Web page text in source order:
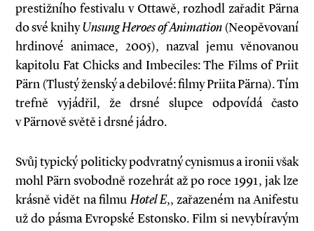
prestižního festivalu v Ottawě, rozhodl zařadit Pärna
do své knihyUnsung Heroes of Animation(Neopěvovaní
hrdinové animace, 2005), nazval jemu věnovanou
kapitolu Fat Chicks and Imbeciles: The Films of Priit
Pärn (Tlustý ženský a debilové: filmy Priita Pärna). Tím
trefně vyjádřil, že drsné slupce odpovídá často
v Pärnově světě i drsné jádro.
Svůj typický politicky podvratný cynismus a ironii však
mohl Pärn svobodně rozehrát až po roce 1991, jak lze
krásně vidět na filmuHotel E,, zařazeném na Anifestu
už do pásma Evropské Estonsko. Film si nevybíravým